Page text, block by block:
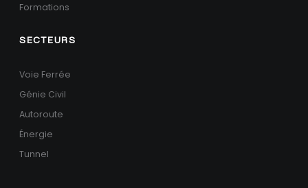
Formations
SECTEURS
Voie Ferrée
Génie Civil
Autoroute
Énergie
Tunnel